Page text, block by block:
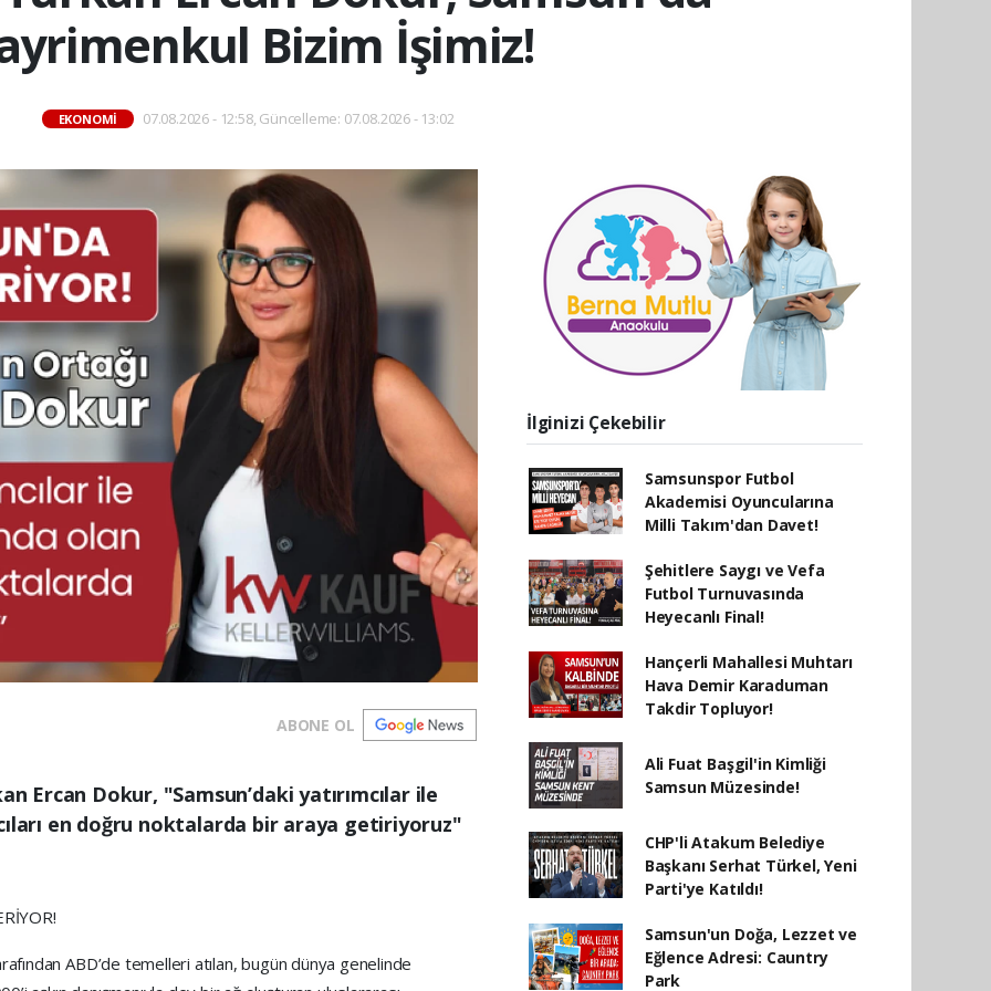
Bizim İşimiz!
EKONOMİ 07.08.2026 - 12:58, Güncelleme: 07.08.2026 - 13:02
ABONE OL
Ercan Dokur, "Samsun’daki yatırımcılar ile
en doğru noktalarda bir araya getiriyoruz"
ABD’de temelleri atılan, bugün dünya genelinde
İlginizi Çekebilir
Samsunspor Futbol
Akademisi Oyuncularına
Milli Takım'dan Davet!
Şehitlere Saygı ve Vefa
Futbol Turnuvasında
Heyecanlı Final!
Hançerli Mahallesi Muhtarı
Hava Demir Karaduman
Takdir Topluyor!
Ali Fuat Başgil'in Kimliği
Samsun Müzesinde!
CHP'li Atakum Belediye
Başkanı Serhat Türkel, Yeni
Parti'ye Katıldı!
Samsun'un Doğa, Lezzet ve
Eğlence Adresi: Cauntry
Park